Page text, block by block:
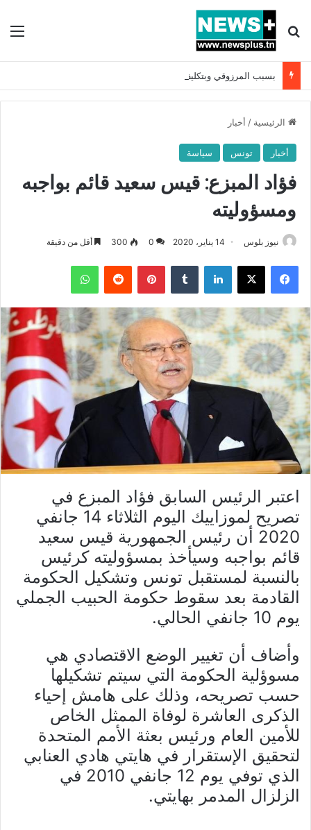
بحث عن
الرئيسية / أخبار
أخبار تونس سياسة
فؤاد المبزع: قيس سعيد قائم بواجبه
ومسؤوليته
نيوز بلوس 14 يناير، 2020 0
300 أقل من دقيقة
فيسبوك X لينكدإن بينتيريست واتساب
اعتبر الرئيس السابق فؤاد المبزع في
تصريح لموزاييك اليوم الثلاثاء 14 جانفي
2020 أن رئيس الجمهورية قيس سعيد
قائم بواجبه وسيأخذ بمسؤوليته كرئيس
بالنسبة لمستقبل تونس وتشكيل الحكومة
القادمة بعد سقوط حكومة الحبيب الجملي
يوم 10 جانفي الحالي.
وأضاف أن تغيير الوضع الاقتصادي هي
مسوؤلية الحكومة التي سيتم تشكيلها
حسب تصريحه، وذلك على هامش إحياء
الذكرى العاشرة لوفاة الممثل الخاص
للأمين العام ورئيس بعثة الأمم المتحدة
لتحقيق الإستقرار في هايتي هادي العنابي
الذي توفي يوم 12 جانفي 2010 في
الزلزال المدمر بهايتي.